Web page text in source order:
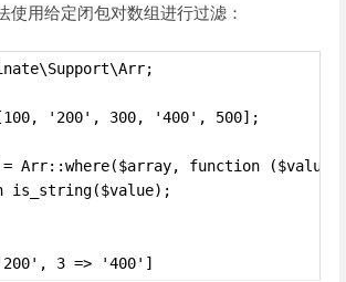
使用给定闭包对数组进行过滤：
'200', 300, '400', 500];
Arr::where($array, function ($value,
is_string($value);
3 => '400']